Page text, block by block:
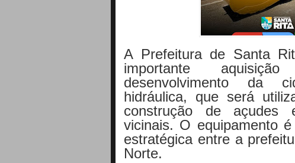
A Prefeitura de Santa
importante
desenvolvimento da
hidráulica, que será
construção de açudes
vicinais. O equipamento
estratégica entre a
Norte.